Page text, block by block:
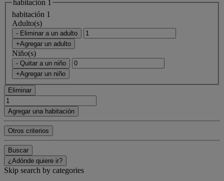
habitación 1
habitación 1
Adulto(s)
- Eliminar a un adulto
+Agregar un adulto
Niño(s)
- Quitar a un niño
+Agregar un niño
Eliminar
Agregar una habitación
Otros criterios
Buscar
¿Adónde quiere ir?
Skip search by categories